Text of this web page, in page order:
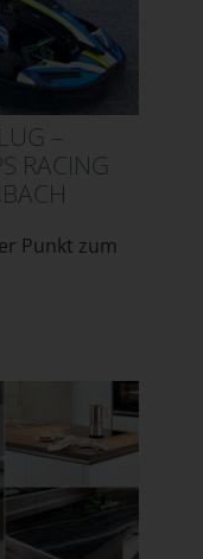
–
RACING
Punkt zum